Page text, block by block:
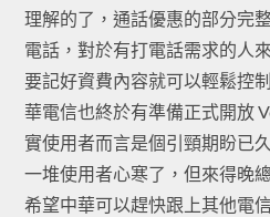
理解的了，通話優惠的部分完
電話，對於有打電話需求的人
要記好資費內容就可以輕鬆控
華電信也終於有準備正式開放
實使用者而言是個引頸期盼已
一堆使用者心寒了，但來得晚
希望中華可以趕快跟上其他電